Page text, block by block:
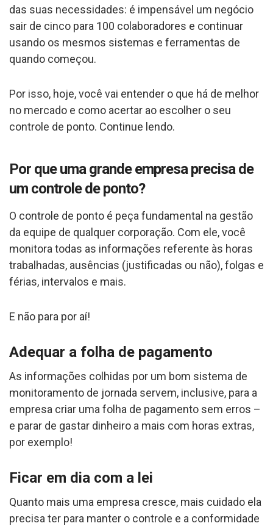
das suas necessidades: é impensável um negócio
sair de cinco para 100 colaboradores e continuar
usando os mesmos sistemas e ferramentas de
quando começou.
Por isso, hoje, você vai entender o que há de melhor
no mercado e como acertar ao escolher o seu
controle de ponto. Continue lendo.
Por que uma grande empresa precisa de
um controle de ponto?
O controle de ponto é peça fundamental na gestão
da equipe de qualquer corporação. Com ele, você
monitora todas as informações referente às horas
trabalhadas, ausências (justificadas ou não), folgas e
férias, intervalos e mais.
E não para por aí!
Adequar a folha de pagamento
As informações colhidas por um bom sistema de
monitoramento de jornada servem, inclusive, para a
empresa criar uma folha de pagamento sem erros –
e parar de gastar dinheiro a mais com horas extras,
por exemplo!
Ficar em dia com a lei
Quanto mais uma empresa cresce, mais cuidado ela
precisa ter para manter o controle e a conformidade